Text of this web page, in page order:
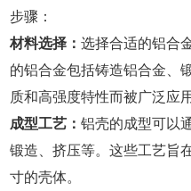
步骤：
材料选择：选择合适的铝合
的铝合金包括铸造铝合金、
质和高强度特性而被广泛应
成型工艺：铝壳的成型可以
锻造、挤压等。这些工艺旨
寸的壳体。